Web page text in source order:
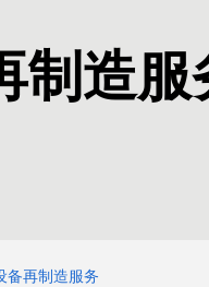
制造服
备再制造服务